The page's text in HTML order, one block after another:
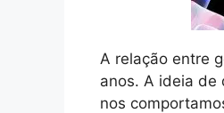
A relação entre
anos. A ideia de
nos